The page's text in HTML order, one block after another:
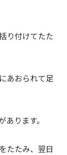
り付けてたた
あおられて足
ります。
たたみ、翌日